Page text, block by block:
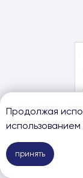
Продолжая
принять